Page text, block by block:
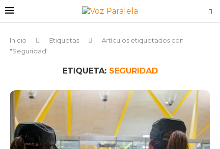
Inicio Etiquetas
Artículos etiquetados con
"Seguridad"
ETIQUETA: SEGURIDAD